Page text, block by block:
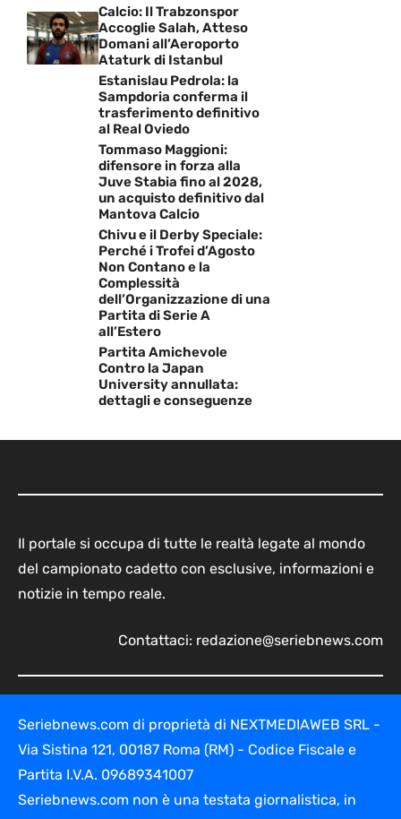
Calcio: Il Trabzonspor
Accoglie Salah, Atteso
Domani all’Aeroporto
Ataturk di Istanbul
Estanislau Pedrola: la
Sampdoria conferma il
trasferimento definitivo
al Real Oviedo
Tommaso Maggioni:
difensore in forza alla
Juve Stabia fino al 2028,
un acquisto definitivo dal
Mantova Calcio
Chivu e il Derby Speciale:
Perché i Trofei d’Agosto
Non Contano e la
Complessità
dell’Organizzazione di una
Partita di Serie A
all’Estero
Partita Amichevole
Contro la Japan
University annullata:
dettagli e conseguenze
Il portale si occupa di tutte le realtà legate al mondo
del campionato cadetto con esclusive, informazioni e
notizie in tempo reale.
Contattaci: redazione@seriebnews.com
Seriebnews.com di proprietà di NEXTMEDIAWEB SRL -
Via Sistina 121, 00187 Roma (RM) - Codice Fiscale e
Partita I.V.A. 09689341007
Seriebnews.com non è una testata giornalistica, in